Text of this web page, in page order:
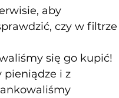
aby
czy w filtrze
się go kupić!
pieniądze i z